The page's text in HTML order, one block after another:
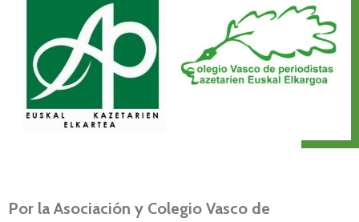
Por la Asociación y Colegio Vasco de